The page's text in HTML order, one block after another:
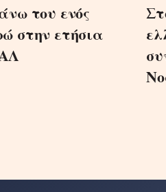
του ενός
στην ετήσια